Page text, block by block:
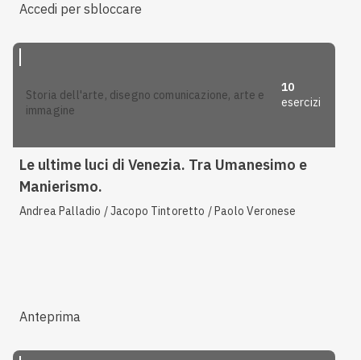
Accedi per sbloccare
storia dell'arte, disegno comunicazione, arte e
immagine
10
esercizi
Le ultime luci di Venezia. Tra Umanesimo e
Manierismo.
Andrea Palladio / Jacopo Tintoretto / Paolo Veronese
Anteprima